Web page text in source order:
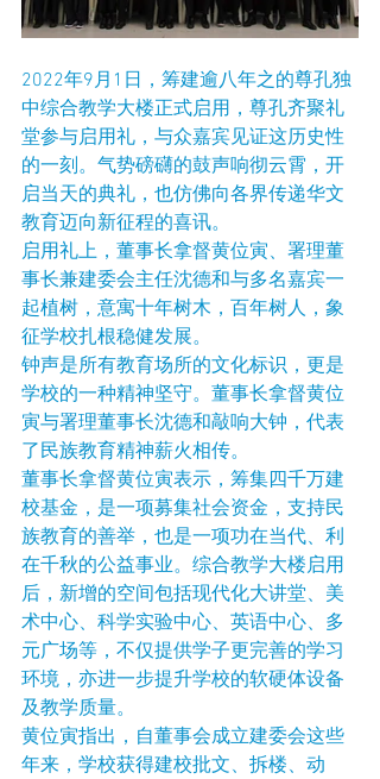
2022年9月1日，筹建逾八年之的尊孔独
中综合教学大楼正式启用，尊孔齐聚礼
堂参与启用礼，与众嘉宾见证这历史性
的一刻。气势磅礴的鼓声响彻云霄，开
启当天的典礼，也仿佛向各界传递华文
教育迈向新征程的喜讯。
启用礼上，董事长拿督黄位寅、署理董
事长兼建委会主任沈德和与多名嘉宾一
起植树，意寓十年树木，百年树人，象
征学校扎根稳健发展。
钟声是所有教育场所的文化标识，更是
学校的一种精神坚守。董事长拿督黄位
寅与署理董事长沈德和敲响大钟，代表
了民族教育精神薪火相传。
董事长拿督黄位寅表示，筹集四千万建
校基金，是一项募集社会资金，支持民
族教育的善举，也是一项功在当代、利
在千秋的公益事业。综合教学大楼启用
后，新增的空间包括现代化大讲堂、美
术中心、科学实验中心、英语中心、多
元广场等，不仅提供学子更完善的学习
环境，亦进一步提升学校的软硬体设备
及教学质量。
黄位寅指出，自董事会成立建委会这些
年来，学校获得建校批文、拆楼、动